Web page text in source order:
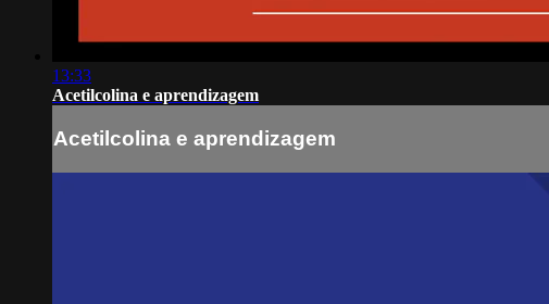
13:33
Acetilcolina e aprendizagem
Acetilcolina e aprendizagem